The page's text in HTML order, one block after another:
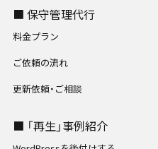
■ 保守管理代行
料金プラン
ご依頼の流れ
更新依頼・ご相談
■ 「再生」事例紹介